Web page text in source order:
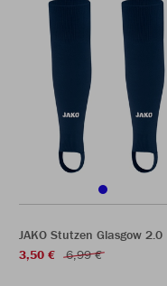
JAKO Stutzen Glasgow 2.0
3,50 €
6,99 €